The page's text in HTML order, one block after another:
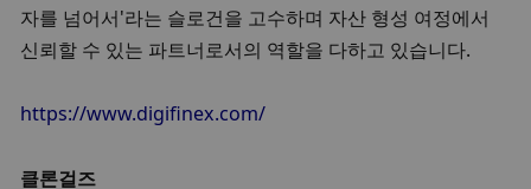
자를 넘어서'라는 슬로건을 고수하며 자산 형성 여정에서
신뢰할 수 있는 파트너로서의 역할을 다하고 있습니다.
https://www.digifinex.com/
클론걸즈